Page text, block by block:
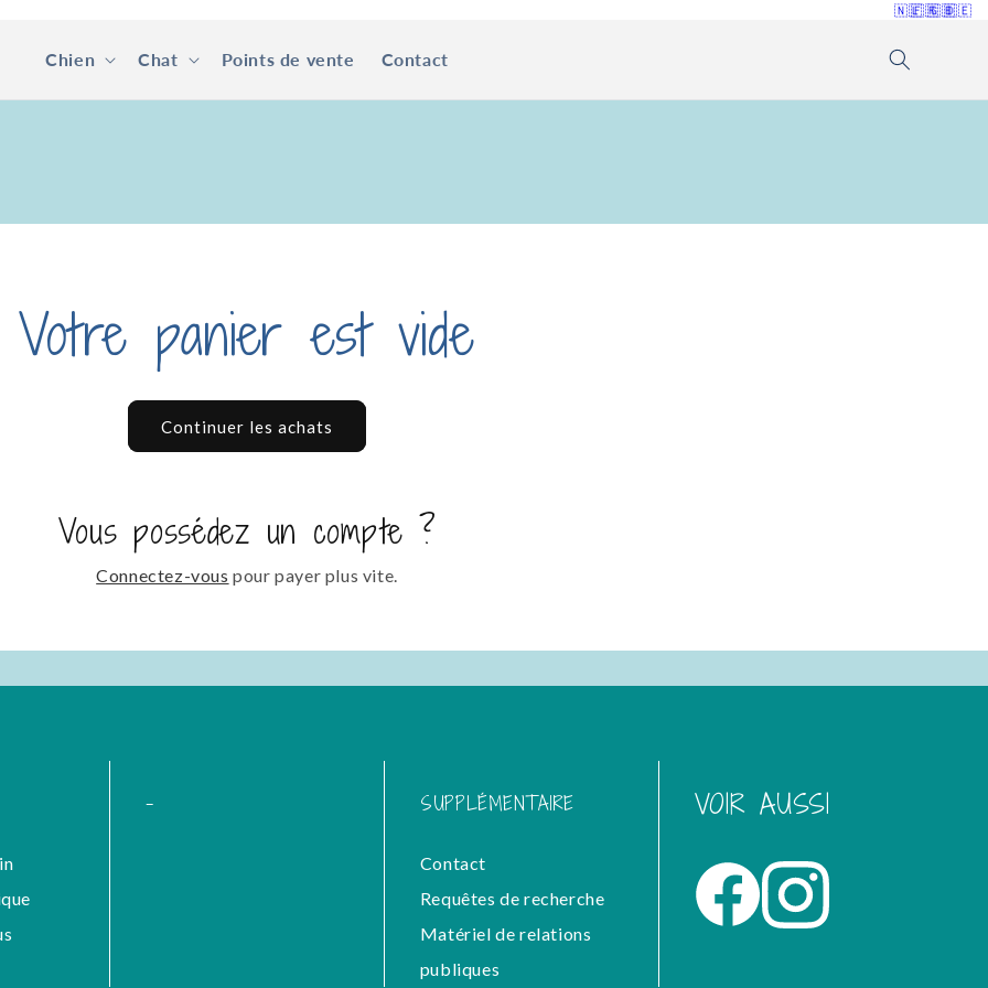
🇳🇱🇫🇷🇬🇧🇩🇪
Chien Chat Points de vente Contact
Votre panier est vide
Continuer les achats
Vous possédez un compte ?
Connectez-vous pour payer plus vite.
- SUPPLÉMENTAIRE
Contact
Requêtes de recherche
Matériel de relations
publiques
VOIR AUSSI